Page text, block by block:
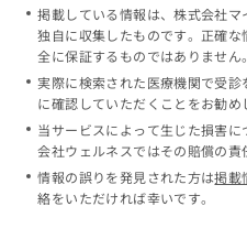
掲載している情報は、株式会社
独自に収集したものです。正確
全に保証するものではありません。
実際に検索された医療機関で受
に確認していただくことをお勧め
当サービスによって生じた損害
会社ウェルネスではその賠償の責
情報の誤りを発見された方は掲載
絡をいただければ幸いです。